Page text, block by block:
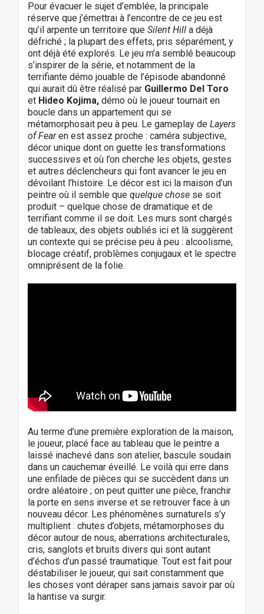
Pour évacuer le sujet d’emblée, la principale
réserve que j’émettrai à l’encontre de ce jeu est
qu’il arpente un territoire que Silent Hill a déjà
défriché ; la plupart des effets, pris séparément, y
ont déjà été explorés. Le jeu m’a semblé beaucoup
s’inspirer de la série, et notamment de la
terrifiante démo jouable de l’épisode abandonné
qui aurait dû être réalisé par Guillermo Del Toro
et Hideo Kojima, démo où le joueur tournait en
boucle dans un appartement qui se
métamorphosait peu à peu. Le gameplay de Layers
of Fearen est assez proche : caméra subjective,
décor unique dont on guette les transformations
successives et où l’on cherche les objets, gestes
et autres déclencheurs qui font avancer le jeu en
dévoilant l’histoire. Le décor est ici la maison d’un
peintre où il semble que quelque chose se soit
produit – quelque chose de dramatique et de
terrifiant comme il se doit. Les murs sont chargés
de tableaux, des objets oubliés ici et là suggèrent
un contexte qui se précise peu à peu : alcoolisme,
blocage créatif, problèmes conjugaux et le spectre
omniprésent de la folie.
Au terme d’une première exploration de la maison,
le joueur, placé face au tableau que le peintre a
laissé inachevé dans son atelier, bascule soudain
dans un cauchemar éveillé. Le voilà qui erre dans
une enfilade de pièces qui se succèdent dans un
ordre aléatoire ; on peut quitter une pièce, franchir
la porte en sens inverse et se retrouver face à un
nouveau décor. Les phénomènes surnaturels s’y
multiplient : chutes d’objets, métamorphoses du
décor autour de nous, aberrations architecturales,
cris, sanglots et bruits divers qui sont autant
d’échos d’un passé traumatique. Tout est fait pour
déstabiliser le joueur, qui sait constamment que
les choses vont déraper sans jamais savoir par où
la hantise va surgir.